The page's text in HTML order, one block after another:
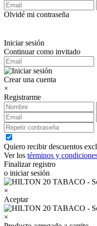
Olvidé mi contraseña
Iniciar sesión
Continuar como invitado
Crear una cuenta
×
Registrarme
Quiero recibir descuentos
Ver los términos y
Finalizar registro
o iniciar sesión
×
Aceptar
×